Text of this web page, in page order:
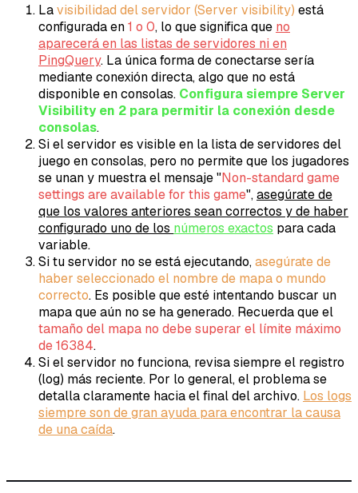
Lavisibilidad del servidor (Server visibility) está
configurada en1 o 0, lo que significa que no
aparecerá en las listas de servidores ni en
PingQuery. La única forma de conectarse sería
mediante conexión directa, algo que no está
disponible en consolas. Configura siempre Server
Visibility en 2 para permitir la conexión desde
consolas.
Si el servidor es visible en la lista de servidores del
juego en consolas, pero no permite que los jugadores
se unan y muestra el mensaje "Non-standard game
settings are available for this game",asegúrate de
que los valores anteriores sean correctos y de haber
configurado uno de los números exactos para cada
variable.
Si tu servidor no se está ejecutando,asegúrate de
haber seleccionado el nombre de mapa o mundo
correcto. Es posible que esté intentando buscar un
mapa que aún no se ha generado. Recuerda que el
tamaño del mapa no debe superar el límite máximo
de 16384.
Si el servidor no funciona, revisa siempre el registro
(log) más reciente. Por lo general, el problema se
detalla claramente hacia el final del archivo. Los logs
siempre son de gran ayuda para encontrar la causa
de una caída.